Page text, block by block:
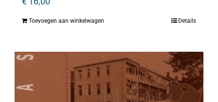
Toevoegen aan winkelwagen Details